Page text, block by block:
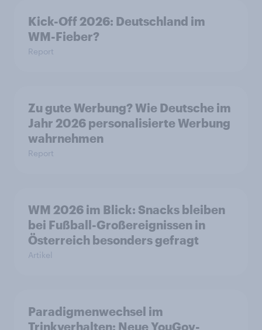
Kick-Off 2026: Deutschland im
WM-Fieber?
Report
Zu gute Werbung? Wie Deutsche im
Jahr 2026 personalisierte Werbung
wahrnehmen
Report
WM 2026 im Blick: Snacks bleiben
bei Fußball-Großereignissen in
Österreich besonders gefragt
Artikel
Paradigmenwechsel im
Trinkverhalten: Neue YouGov-